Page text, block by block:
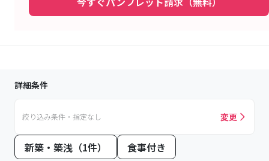
詳細条件
絞り込み条件・指定なし 変更
新築・築浅（1件） 食事付き